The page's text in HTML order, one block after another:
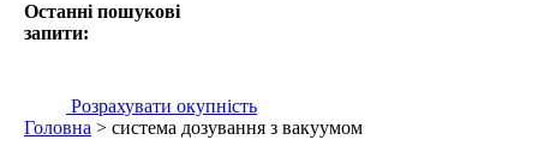
Останні пошукові
запити:
Розрахувати окупність
Головна > система дозування з вакуумом